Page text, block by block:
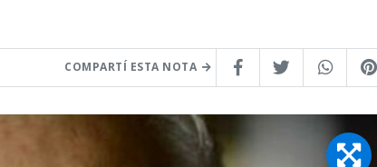
COMPARTÍ ESTA NOTA